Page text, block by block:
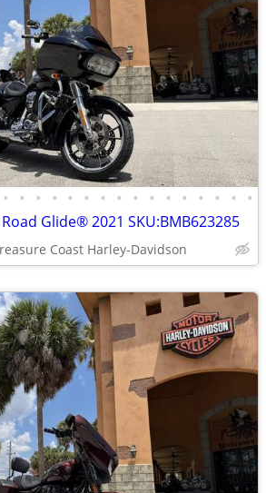
• • • • • • • • • • • • • • • •
Glide® 2021 SKU:BMB623285
Coast Harley-Davidson